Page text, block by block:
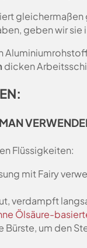
geben wir
dicken
Flüssigkeiten:
mit Fairy
verdampft
Ölsäure-
Bürste, um den